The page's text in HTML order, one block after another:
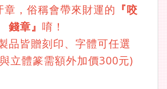
章，俗稱會帶來財運的 『咬
錢章』 唷！
品皆贈刻印、字體可任選
立體篆需額外加價300元)